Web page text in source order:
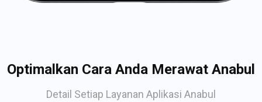
Optimalkan Cara Anda Merawat Anabul
Detail Setiap Layanan Aplikasi Anabul